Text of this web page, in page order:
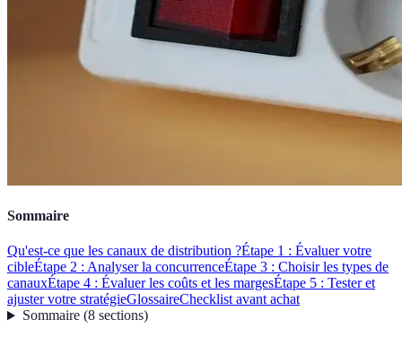
Sommaire
Qu'est-ce que les canaux de distribution ?Étape 1 : Évaluer votre
cibleÉtape 2 : Analyser la concurrenceÉtape 3 : Choisir les types de
canauxÉtape 4 : Évaluer les coûts et les margesÉtape 5 : Tester et
ajuster votre stratégieGlossaireChecklist avant achat
Sommaire(8 sections)